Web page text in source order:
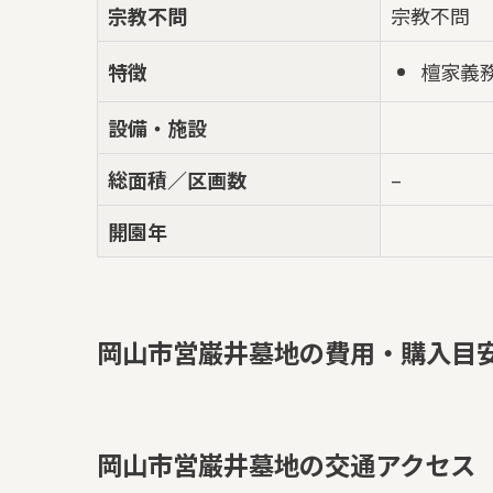
宗教不問
宗教不問
特徴
檀家義
設備・施設
総面積／区画数
–
開園年
岡山市営巌井墓地の費用・購入目
岡山市営巌井墓地の交通アクセス